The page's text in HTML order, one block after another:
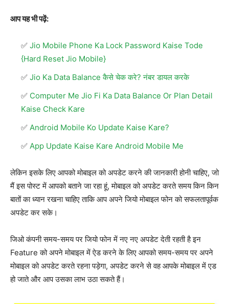
आप यह भी पढ़ें:
Jio Mobile Phone Ka Lock Password Kaise Tode
{Hard Reset Jio Mobile}
Jio Ka Data Balance कैसे चेक करे? नंबर डायल करके
Computer Me Jio Fi Ka Data Balance Or Plan Detail
Kaise Check Kare
Android Mobile Ko Update Kaise Kare?
App Update Kaise Kare Android Mobile Me
लेकिन इसके लिए आपको मोबाइल को अपडेट करने की जानकारी होनी चाहिए, जो
मैं इस पोस्ट में आपको बताने जा रहा हूं, मोबाइल को अपडेट करते समय किन किन
बातों का ध्यान रखना चाहिए ताकि आप अपने जियो मोबाइल फोन को सफलतापूर्वक
अपडेट कर सके।
जिओ कंपनी समय-समय पर जियो फोन में नए नए अपडेट देती रहती है इन
Feature को अपने मोबाइल में ऐड करने के लिए आपको समय-समय पर अपने
मोबाइल को अपडेट करते रहना पड़ेगा, अपडेट करने से वह आपके मोबाइल में एड
हो जाते और आप उसका लाभ उठा सकते हैं।